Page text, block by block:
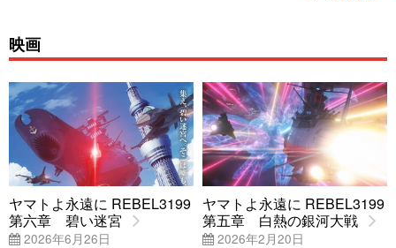
映画
ヤマトよ永遠に REBEL3199
第六章 碧い迷宮
2026年6月26日
ヤマトよ永遠に REBEL3199
第五章 白熱の銀河大戦
2026年2月20日